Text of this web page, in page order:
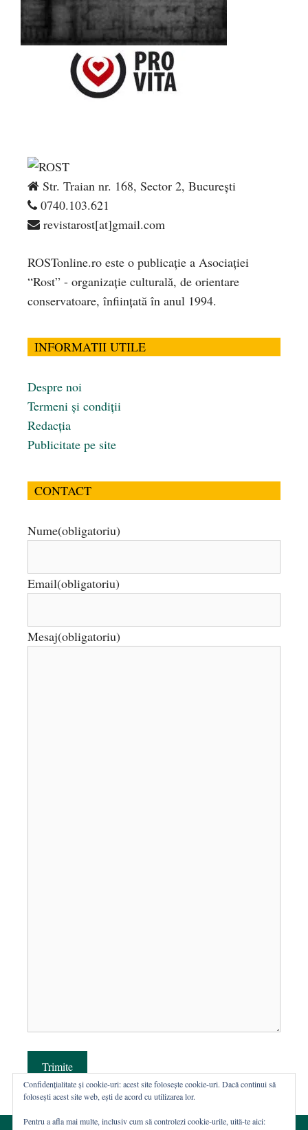
Str. Traian nr. 168, Sector 2, București
0740.103.621
revistarost[at]gmail.com
ROSTonline.ro este o publicaţie a Asociaţiei
“Rost” - organizaţie culturală, de orientare
conservatoare, înfiinţată în anul 1994.
INFORMATII UTILE
Despre noi
Termeni și condiții
Redacția
Publicitate pe site
CONTACT
Nume(obligatoriu)
Email(obligatoriu)
Mesaj(obligatoriu)
Trimite
Confidențialitate și cookie-uri: acest site folosește cookie-uri. Dacă continui să
folosești acest site web, ești de acord cu utilizarea lor.
Pentru a afla mai multe, inclusiv cum să controlezi cookie-urile, uită-te aici: